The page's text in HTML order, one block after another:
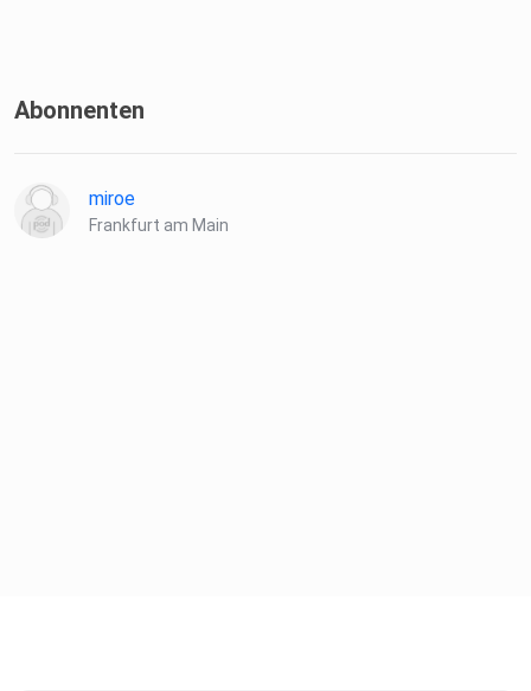
Gestalttherapie:
www.gestalttherapie-podcast.de
Abonnenten
miroe
Frankfurt am Main